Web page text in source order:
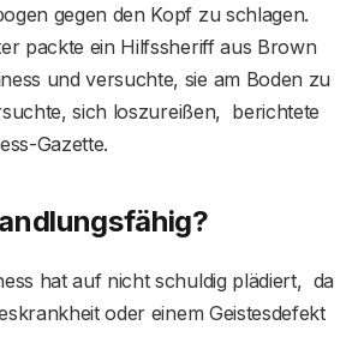
gegen den Kopf zu schlagen.
packte ein Hilfssheriff aus Brown
und versuchte, sie am Boden zu
sich loszureißen, berichtete
Gazette.
hat auf nicht schuldig plädiert, da
oder einem Geistesdefekt